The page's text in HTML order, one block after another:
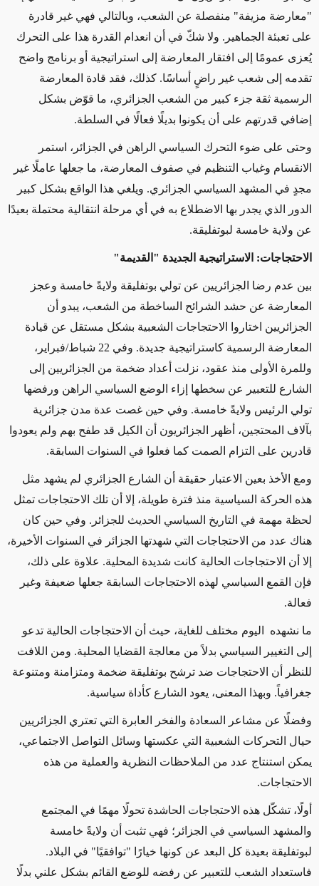
"معارضة مزيفة" منفصلة عن الشعب، وبالتالي فهي غير قادرة
على تعبئة الجماهير. ولا شكّ في أن انعدام القدرة هذا على التحرك
يُعزى عمومًا إلى افتقار المعارضة إلى استراتيجية أو برنامج واضح
تقدمه إلى شعب غير راضٍ أساسًا. كذلك، فقد قادة المعارضة
الرسمية ثقة جزء كبير من الشعب الجزائري، ما قوّض بشكل
إضافي قدرتهم على أن يكونوا بديلًا فعالًا في السلطة.
وحتى على ضوء التحرك السياسي الراهن في الجزائر، استمر
الانقسام وغياب التنظيم في صفوف المعارضة، ما جعلها عاملًا غير
مجدٍ في المشهد السياسي الجزائري. ويلغي هذا الواقع بشكل كبير
الدور الذي يجدر بها الاضطلاع به في أي مرحلة انتقالية محتملة بعيدًا
عن ولاية خامسة لبوتفليقة.
الاحتجاجات: الاستراتيجية الجديدة "القديمة"
بين عدم رضا الجزائريين عن تولي بوتفليقة ولايةً خامسة وعجز
المعارضة عن حشد الشرائح الساخطة من الشعب، يبدو أن
الجزائريين اختاروا الاحتجاجات الشعبية بشكل مستقل عن قيادة
المعارضة الرسمية كاستراتيجية جديدة. وفي 22 شباط/فبراير،
وللمرة الأولى منذ عقود، نزلت أعداد ضخمة من الجزائريين إلى
الشارع للتعبير عن سخطها إزاء الوضع السياسي الراهن ورفضها
تولي الرئيس ولايةً خامسة. وفي حين غصت عدة مدن جزائرية
بآلاف المحتجين، أظهر الجزائريون أن الكيل قد طفح بهم ولم يعودوا
قادرين على التزام الصمت كما فعلوا في السنوات السابقة.
ومع الأخذ بعين الاعتبار حقيقة أن الشارع الجزائري لم يشهد مثل
هذه الحركة السياسية منذ فترة طويلة، إلا أن تلك الاحتجاجات تمثل
لحظة مهمة في التاريخ السياسي الحديث للجزائر. وفي حين كان
هناك عدد من الاحتجاجات التي شهدتها الجزائر في السنوات الأخيرة،
إلا أن الاحتجاجات الحالية كانت شديدة المحلية. علاوة على ذلك،
فإن القمع السياسي لهذه الاحتجاجات السابقة جعلها ضعيفة وغير
فعالة.
ما نشهده اليوم مختلف للغاية، حيث أن الاحتجاجات الحالية تدعو
إلى التغيير السياسي بدلاً من معالجة القضايا المحلية. ومن اللافت
للنظر أن الاحتجاجات ضد ترشح بوتفليقة ضخمة ومتزامنة ومتنوعة
جغرافياً. وبهذا المعنى، يعود الشارع كأداة سياسية.
وفضلًا عن مشاعر السعادة والفخر العابرة التي تعتري الجزائريين
حيال التحركات الشعبية التي عكستها وسائل التواصل الاجتماعي،
يمكن استنتاج عدد من الملاحظات النظرية والعملية من هذه
الاحتجاجات.
أولًا، تشكّل هذه الاحتجاجات الحاشدة تحولًا مهمًا في المجتمع
والمشهد السياسي في الجزائر؛ فهي تثبت أن ولايةً خامسة
لبوتفليقة بعيدة كل البعد عن كونها خيارًا "توافقيًا" في البلاد.
فاستعداد الشعب للتعبير عن رفضه للوضع القائم بشكل علني بدلًا